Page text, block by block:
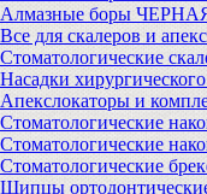
Алмазные боры
Все для скалеров и
Стоматологические
Насадки
Апекслокаторы и
Стоматологические
Стоматологические
Стоматологические
Щипцы